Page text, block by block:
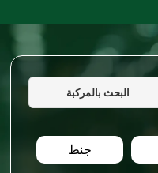
البحث بالمركبة
جنط